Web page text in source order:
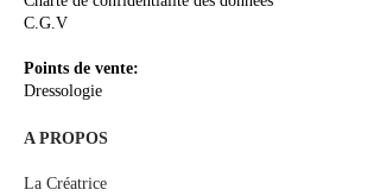
C.G.V
Points de vente:
Dressologie
A PROPOS
La Créatrice